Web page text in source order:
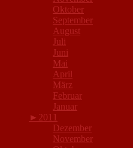
Oktober
September
August
Juli
Juni
Mai
April
März
Februar
Januar
► 2011
Dezember
November